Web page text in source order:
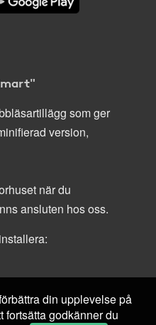
som ger
version,
när du
ansluten hos oss.
din upplevelse på
fortsätta godkänner du